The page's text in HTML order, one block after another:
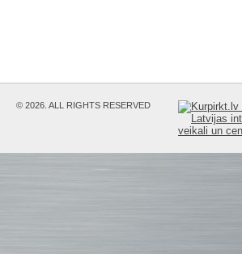
© 2026. ALL RIGHTS RESERVED